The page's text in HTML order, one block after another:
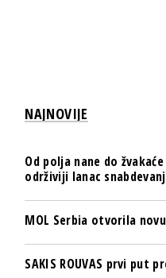
NAJNOVIJE
Od polja nane do
održiviji lanac
MOL Serbia otvorila
SAKIS ROUVAS prvi put